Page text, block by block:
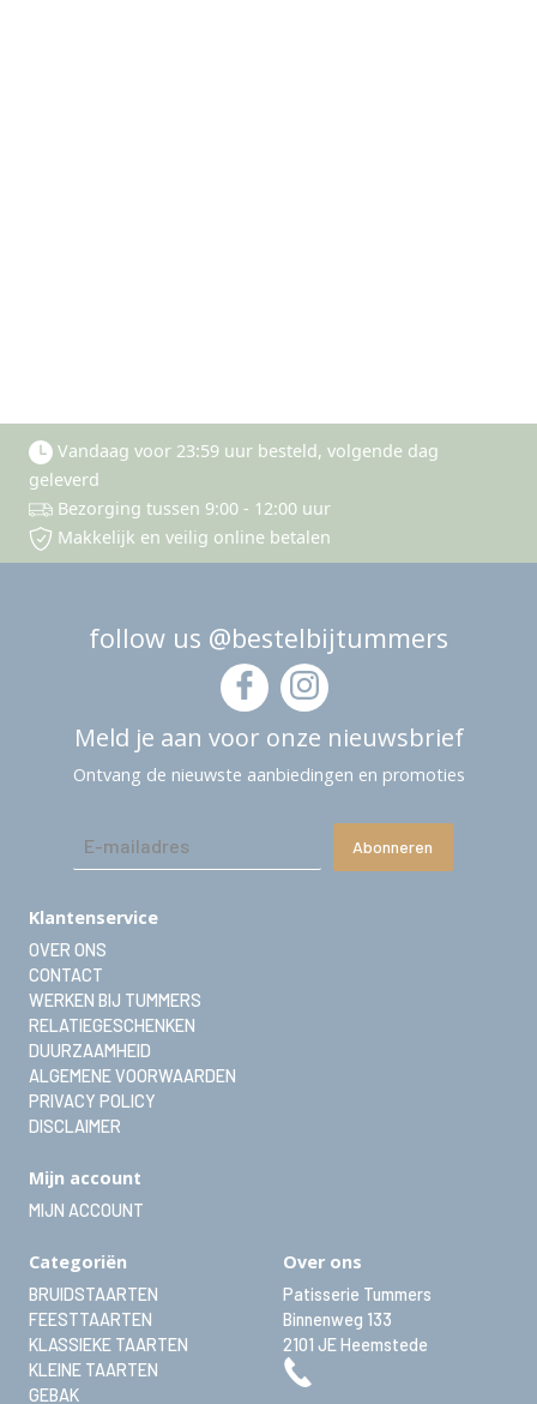
Vandaag voor 23:59 uur besteld, volgende dag
geleverd
Bezorging tussen 9:00 - 12:00 uur
Makkelijk en veilig online betalen
follow us @bestelbijtummers
Meld je aan voor onze nieuwsbrief
Ontvang de nieuwste aanbiedingen en promoties
Abonneren
Klantenservice
OVER ONS
CONTACT
WERKEN BIJ TUMMERS
RELATIEGESCHENKEN
DUURZAAMHEID
ALGEMENE VOORWAARDEN
PRIVACY POLICY
DISCLAIMER
Mijn account
MIJN ACCOUNT
Categoriën
BRUIDSTAARTEN
FEESTTAARTEN
KLASSIEKE TAARTEN
KLEINE TAARTEN
GEBAK
Over ons
Patisserie Tummers
Binnenweg 133
2101 JEHeemstede